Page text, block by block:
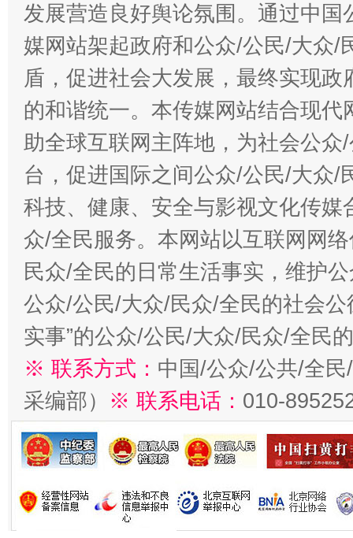
发展营造良好舆论氛围。通过中
媒网站架起政府和公众/公民/大众/
盾，促进社会大发展，最终实现
的和谐统一。本传媒网站结合现
助全球互联网主阵地，为社会公
台，促进国际之间公众/公民/大众/
科技、健康、安全与影视文化传
众/全民服务。本网站以互联网网
民众/全民的日常生活事实，维护
公众/公民/大众/民众/全民的社会公
实事”的公众/公民/大众/民众/全民
※ 联系方式： 中国/公众/公共/全
采编部） ※ 联系电话： 010-